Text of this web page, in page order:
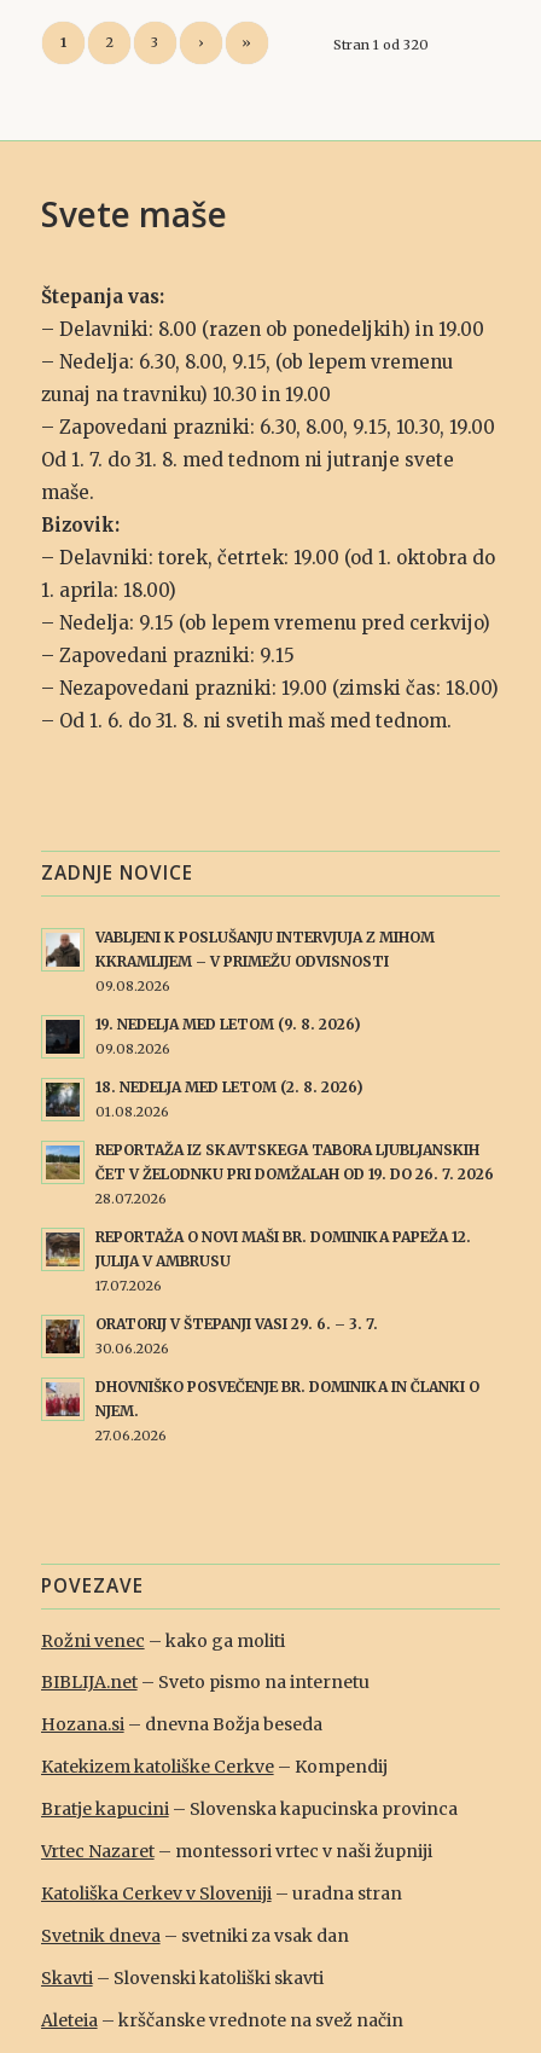
Stran 1 od 320
1 2 3 › »
Svete maše
Štepanja vas:
– Delavniki: 8.00 (razen ob ponedeljkih) in 19.00
– Nedelja: 6.30, 8.00, 9.15, (ob lepem vremenu
zunaj na travniku) 10.30 in 19.00
– Zapovedani prazniki: 6.30, 8.00, 9.15, 10.30, 19.00
Od 1. 7. do 31. 8. med tednom ni jutranje svete
maše.
Bizovik:
– Delavniki: torek, četrtek: 19.00 (od 1. oktobra do
1. aprila: 18.00)
– Nedelja: 9.15 (ob lepem vremenu pred cerkvijo)
– Zapovedani prazniki: 9.15
– Nezapovedani prazniki: 19.00 (zimski čas: 18.00)
– Od 1. 6. do 31. 8. ni svetih maš med tednom.
ZADNJE NOVICE
VABLJENI K POSLUŠANJU INTERVJUJA Z MIHOM
KKRAMLIJEM – V PRIMEŽU ODVISNOSTI
09.08.2026
19. NEDELJA MED LETOM (9. 8. 2026)
09.08.2026
18. NEDELJA MED LETOM (2. 8. 2026)
01.08.2026
REPORTAŽA IZ SKAVTSKEGA TABORA LJUBLJANSKIH
ČET V ŽELODNKU PRI DOMŽALAH OD 19. DO 26. 7. 2026
28.07.2026
REPORTAŽA O NOVI MAŠI BR. DOMINIKA PAPEŽA 12.
JULIJA V AMBRUSU
17.07.2026
ORATORIJ V ŠTEPANJI VASI 29. 6. – 3. 7.
30.06.2026
DHOVNIŠKO POSVEČENJE BR. DOMINIKA IN ČLANKI O
NJEM.
27.06.2026
POVEZAVE
Rožni venec – kako ga moliti
BIBLIJA.net– Sveto pismo na internetu
Hozana.si– dnevna Božja beseda
Katekizem katoliške Cerkve– Kompendij
Bratje kapucini– Slovenska kapucinska provinca
Vrtec Nazaret– montessori vrtec v naši župniji
Katoliška Cerkev v Sloveniji– uradna stran
Svetnik dneva– svetniki za vsak dan
Skavti– Slovenski katoliški skavti
Aleteia– krščanske vrednote na svež način